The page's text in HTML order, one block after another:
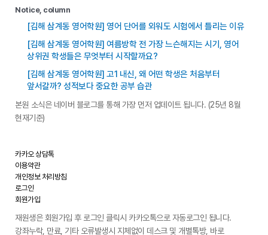
Notice, column
[김해 삼계동 영어학원] 영어 단어를 외워도 시험에서 틀리는 이유
[김해 삼계동 영어학원] 여름방학 전 가장 느슨해지는 시기, 영어
상위권 학생들은 무엇부터 시작할까요?
[김해 삼계동 영어학원] 고1 내신, 왜 어떤 학생은 처음부터
앞서갈까? 성적보다 중요한 공부 습관
본원 소식은 네이버 블로그를 통해 가장 먼저 업데이트 됩니다. (25년 8월
현재기준)
카카오 상담톡
이용약관
개인정보 처리방침
로그인
회원가입
재원생은 회원가입 후 로그인 클릭시 카카오톡으로 자동로그인 됩니다.
강좌누락, 만료, 기타 오류발생시 지체없이 데스크 및 개별톡방, 바로